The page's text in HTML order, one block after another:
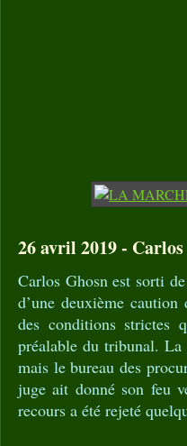
26 avril 2019 -
Carlos Ghosn est sorti
d’une deuxième
des conditions strictes
préalable du tribunal.
mais le bureau des
juge ait donné son feu
recours a été rejeté